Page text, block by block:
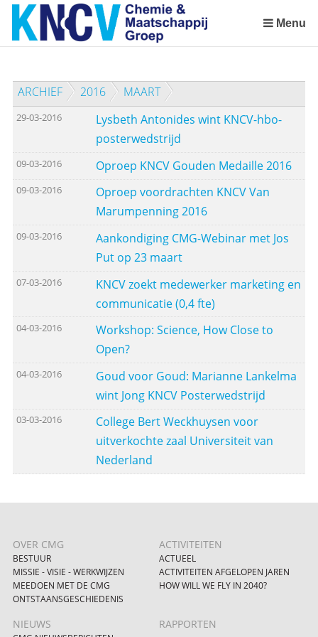
Sla
links
over
de
inhoud
het
Menu
ARCHIEF 2016 MAART
29-03-2016
Lysbeth Antonides wint KNCV-hbo-
posterwedstrijd
09-03-2016 Oproep KNCV Gouden Medaille 2016
09-03-2016
Oproep voordrachten KNCV Van
Marumpenning 2016
09-03-2016
Aankondiging CMG-Webinar met Jos
Put op 23 maart
07-03-2016
KNCV zoekt medewerker marketing en
communicatie (0,4 fte)
04-03-2016
Workshop: Science, How Close to
Open?
04-03-2016
Goud voor Goud: Marianne Lankelma
wint Jong KNCV Posterwedstrijd
03-03-2016
College Bert Weckhuysen voor
uitverkochte zaal Universiteit van
Nederland
OVER CMG
BESTUUR
MISSIE - VISIE - WERKWIJZEN
MEEDOEN MET DE CMG
ONTSTAANSGESCHIEDENIS
ACTIVITEITEN
ACTUEEL
ACTIVITEITEN AFGELOPEN JAREN
HOW WILL WE FLY IN 2040?
NIEUWS RAPPORTEN